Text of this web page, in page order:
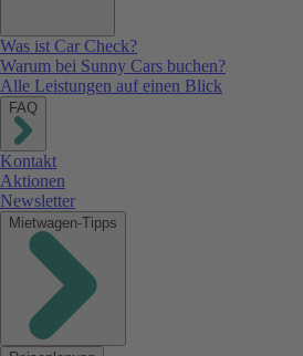
Was ist Car Check?
Warum bei Sunny Cars buchen?
Alle Leistungen auf einen Blick
FAQ
Kontakt
Aktionen
Newsletter
Mietwagen-Tipps